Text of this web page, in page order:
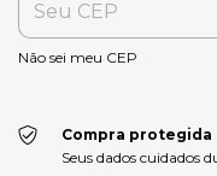
Não sei meu CEP
Compra protegida
Seus dados cuidados